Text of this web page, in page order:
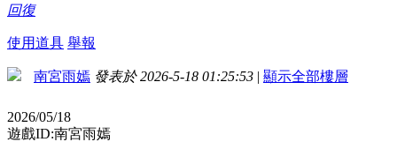
回復
使用道具 舉報
南宮雨嫣 發表於 2026-5-18 01:25:53 | 顯示全部樓層
2026/05/18
遊戲ID:南宮雨嫣